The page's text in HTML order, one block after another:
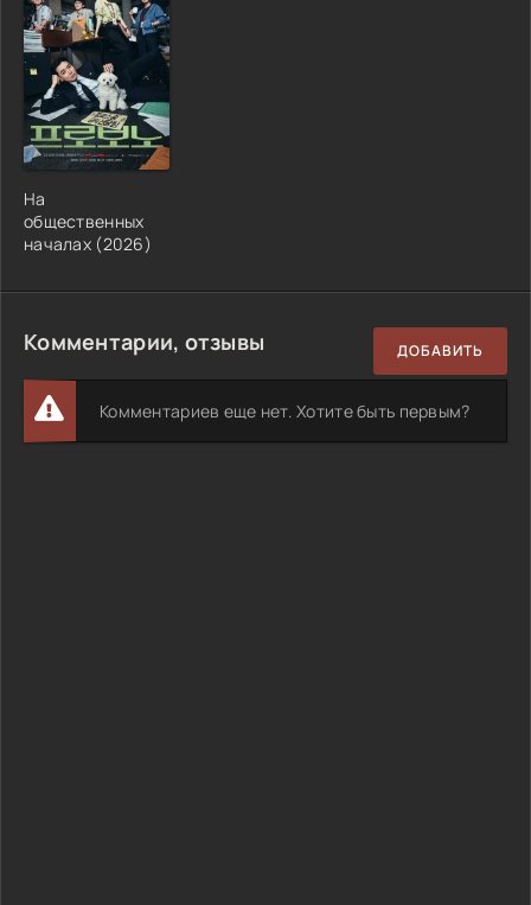
На
общественных
началах (2026)
Комментарии, отзывы ДОБАВИТЬ
Комментариев еще нет. Хотите быть первым?